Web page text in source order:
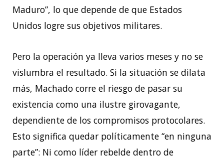
Maduro”, lo que depende de que Estados
Unidos logre sus objetivos militares.
Pero la operación ya lleva varios meses y no se
vislumbra el resultado. Si la situación se dilata
más, Machado corre el riesgo de pasar su
existencia como una ilustre girovagante,
dependiente de los compromisos protocolares.
Esto significa quedar políticamente “en ninguna
parte”: Ni como líder rebelde dentro de